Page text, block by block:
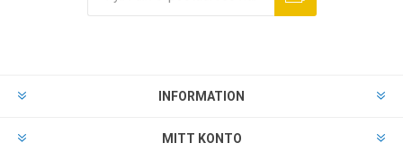
INFORMATION
MITT KONTO